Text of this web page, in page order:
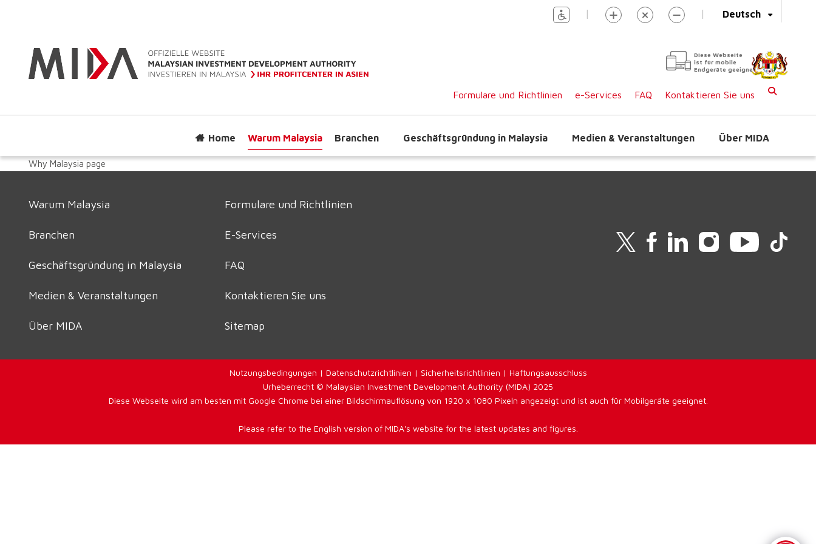
Deutsch
| |
Diese Webseite
ist für mobile
Endgeräte geeignet
Formulare und Richtlinien e-Services FAQ Kontaktieren Sie uns
Home Warum Malaysia Branchen Geschäftsgründung in Malaysia Medien & Veranstaltungen Über MIDA
Why Malaysia page
Warum Malaysia
Branchen
Geschäftsgründung in Malaysia
Medien & Veranstaltungen
Über MIDA
Formulare und Richtlinien
E-Services
FAQ
Kontaktieren Sie uns
Sitemap
Nutzungsbedingungen | Datenschutzrichtlinien | Sicherheitsrichtlinien | Haftungsausschluss
Urheberrecht © Malaysian Investment Development Authority (MIDA) 2025
Diese Webseite wird am besten mit Google Chrome bei einer Bildschirmauflösung von 1920 x 1080 Pixeln angezeigt und ist auch für Mobilgeräte geeignet.
Please refer to the English version of MIDA's website for the latest updates and figures.